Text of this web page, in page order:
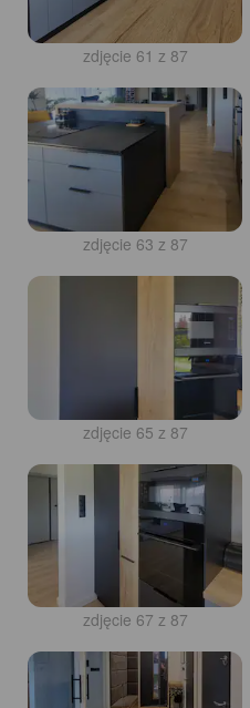
zdjęcie 61 z 87
zdjęcie 63 z 87
zdjęcie 65 z 87
zdjęcie 67 z 87